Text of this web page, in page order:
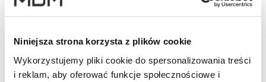
Niniejsza strona korzysta z plików cookie
Wykorzystujemy pliki cookie do spersonalizowania treści
i reklam, aby oferować funkcje społecznościowe i
Klamra do gąs.
1.470/119 ceglasta
szt